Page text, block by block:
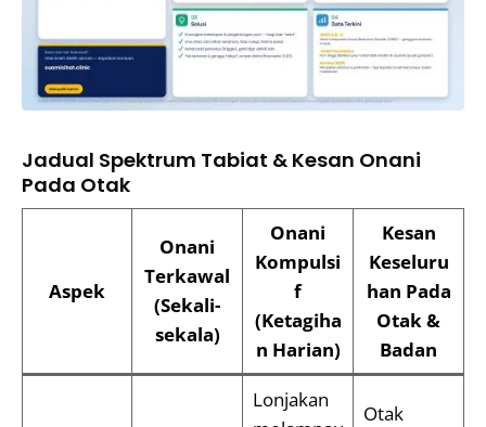
Jadual Spektrum Tabiat & Kesan Onani
Pada Otak
Aspek
Onani
Terkawal
(Sekali-
sekala)
Onani
Kompulsi
f
(Ketagiha
n Harian)
Kesan
Keseluru
han Pada
Otak &
Badan
Lonjakan
Otak